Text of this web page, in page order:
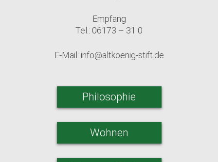
Empfang
Tel.: 06173 – 31 0
E-Mail: info@altkoenig-stift.de
Philosophie
Wohnen